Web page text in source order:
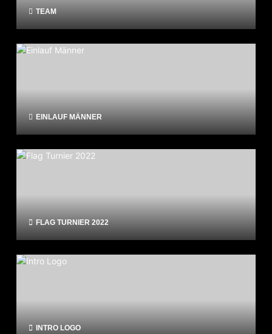
TEAM
EINLAUF MÄNNER
FLAG TURNIER 2022
INTRO LOGO